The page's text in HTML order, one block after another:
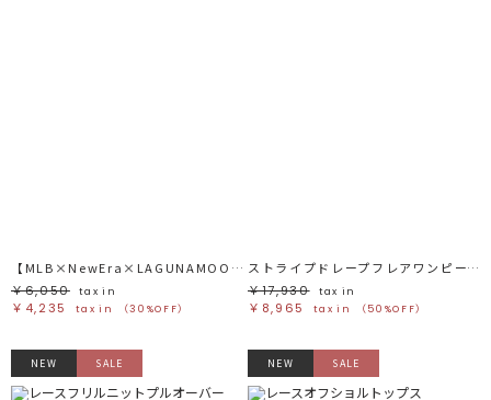
【MLB×NewEra×LAGUNAMOON】CAP
￥6,050
tax in
￥4,235 tax in （30%OFF）
ストライプドレープフレアワンピース
￥17,930
tax in
￥8,965 tax in （50%OFF）
NEW SALE NEW SALE